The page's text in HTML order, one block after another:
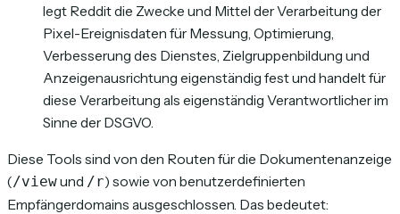
legt Reddit die Zwecke und Mittel der Verarbeitung der
Pixel-Ereignisdaten für Messung, Optimierung,
Verbesserung des Dienstes, Zielgruppenbildung und
Anzeigenausrichtung eigenständig fest und handelt für
diese Verarbeitung als eigenständig Verantwortlicher im
Sinne der DSGVO.
Diese Tools sind von den Routen für die Dokumentenanzeige
(/viewund /r) sowie von benutzerdefinierten
Empfängerdomains ausgeschlossen. Das bedeutet: